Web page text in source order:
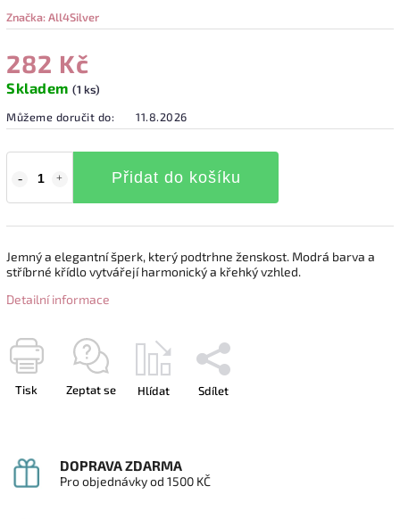
Značka:All4Silver
282 Kč
Skladem (1 ks)
Můžeme doručit do:
11.8.2026
Přidat do košíku
Jemný a elegantní šperk, který podtrhne ženskost. Modrá barva a
stříbrné křídlo vytvářejí harmonický a křehký vzhled.
Detailní informace
Tisk Zeptat se Hlídat Sdílet
DOPRAVA ZDARMA
Pro objednávky od 1500 KČ